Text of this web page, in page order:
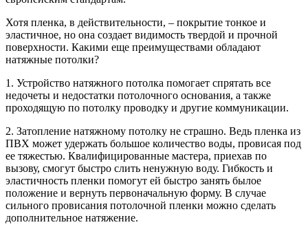
Хотя пленка, в действительности, – покрытие тонкое и
эластичное, но она создает видимость твердой и прочной
поверхности. Какими еще преимуществами обладают
натяжные потолки?
1. Устройство натяжного потолка помогает спрятать все
недочеты и недостатки потолочного основания, а также
проходящую по потолку проводку и другие коммуникации.
2. Затопление натяжному потолку не страшно. Ведь пленка из
ПВХ может удержать большое количество воды, провисая под
ее тяжестью. Квалифицированные мастера, приехав по
вызову, смогут быстро слить ненужную воду. Гибкость и
эластичность пленки помогут ей быстро занять былое
положение и вернуть первоначальную форму. В случае
сильного провисания потолочной пленки можно сделать
дополнительное натяжение.